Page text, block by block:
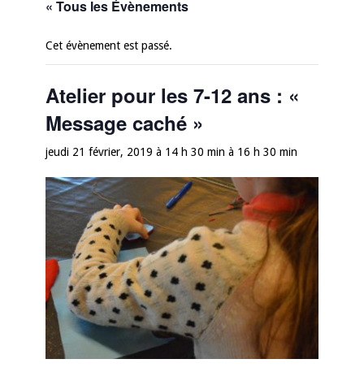
« Tous les Évènements
Cet évènement est passé.
Atelier pour les 7-12 ans : «
Message caché »
jeudi 21 février, 2019 à 14 h 30 min à 16 h 30 min